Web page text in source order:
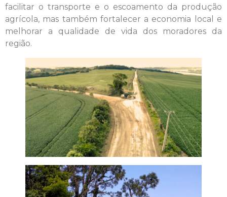
facilitar o transporte e o escoamento da produção
agrícola, mas também fortalecer a economia local e
melhorar a qualidade de vida dos moradores da
região.